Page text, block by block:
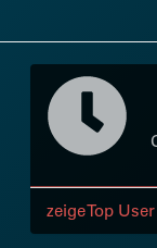
zeige Top